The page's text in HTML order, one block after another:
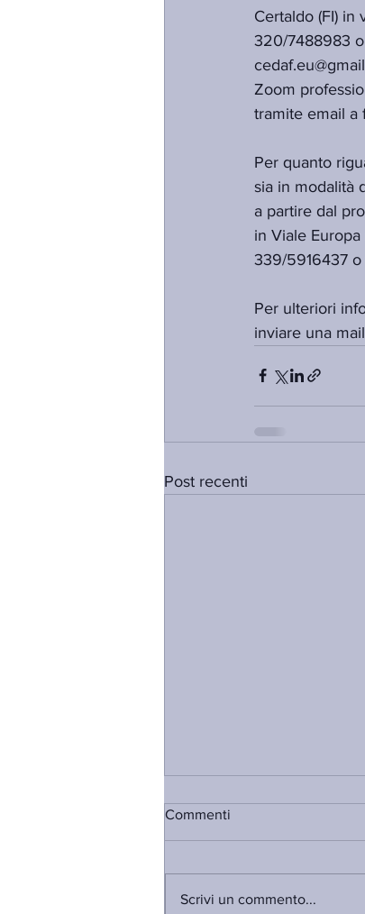
Certaldo (FI)
320/7488983
Zoom
tramite email a
Per quanto
sia in modalità
a partire dal
in Viale
339/5916437 o
Per ulteriori
inviare una
Post recenti
Commenti
Scrivi un commento...